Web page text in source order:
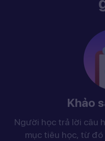
Khảo
Người học trả lời câu
mục tiêu học, từ đó